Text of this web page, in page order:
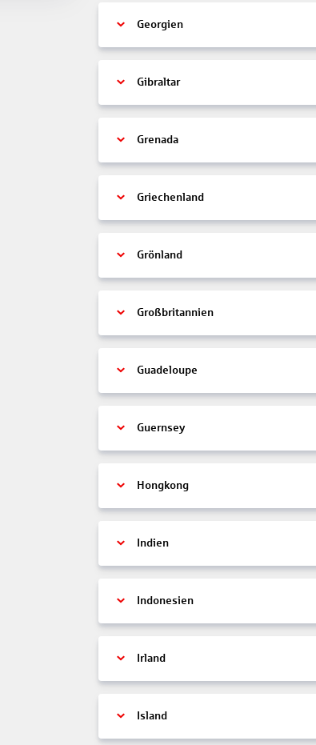
Georgien
Gibraltar
Grenada
Griechenland
Grönland
Großbritannien
Guadeloupe
Guernsey
Hongkong
Indien
Indonesien
Irland
Island